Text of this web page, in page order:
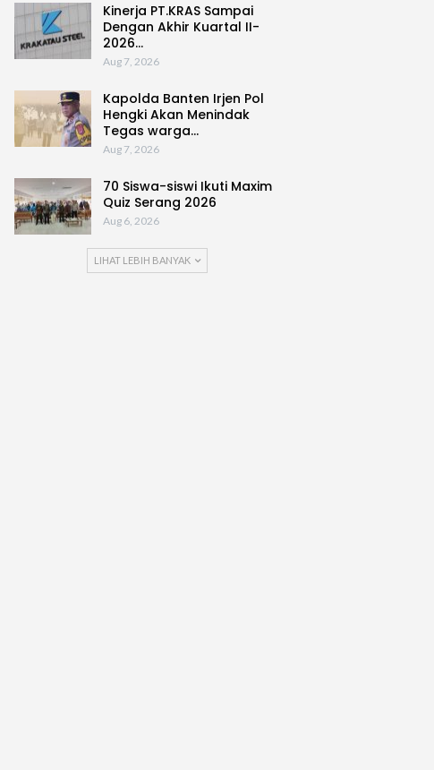
Kinerja PT.KRAS Sampai
Dengan Akhir Kuartal II-
2026…
Aug 7, 2026
Kapolda Banten Irjen Pol
Hengki Akan Menindak
Tegas warga…
Aug 7, 2026
70 Siswa-siswi Ikuti Maxim
Quiz Serang 2026
Aug 6, 2026
LIHAT LEBIH BANYAK